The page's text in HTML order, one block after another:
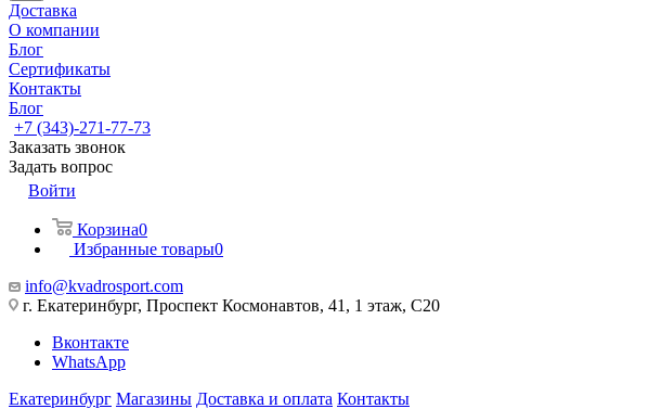
Доставка
О компании
Блог
Сертификаты
Контакты
Блог
+7 (343)-271-77-73
Заказать звонок
Задать вопрос
Войти
Корзина0
Избранные товары0
info@kvadrosport.com
г. Екатеринбург, Проспект Космонавтов, 41, 1 этаж, С20
Вконтакте
WhatsApp
Екатеринбург Магазины Доставка и оплата Контакты